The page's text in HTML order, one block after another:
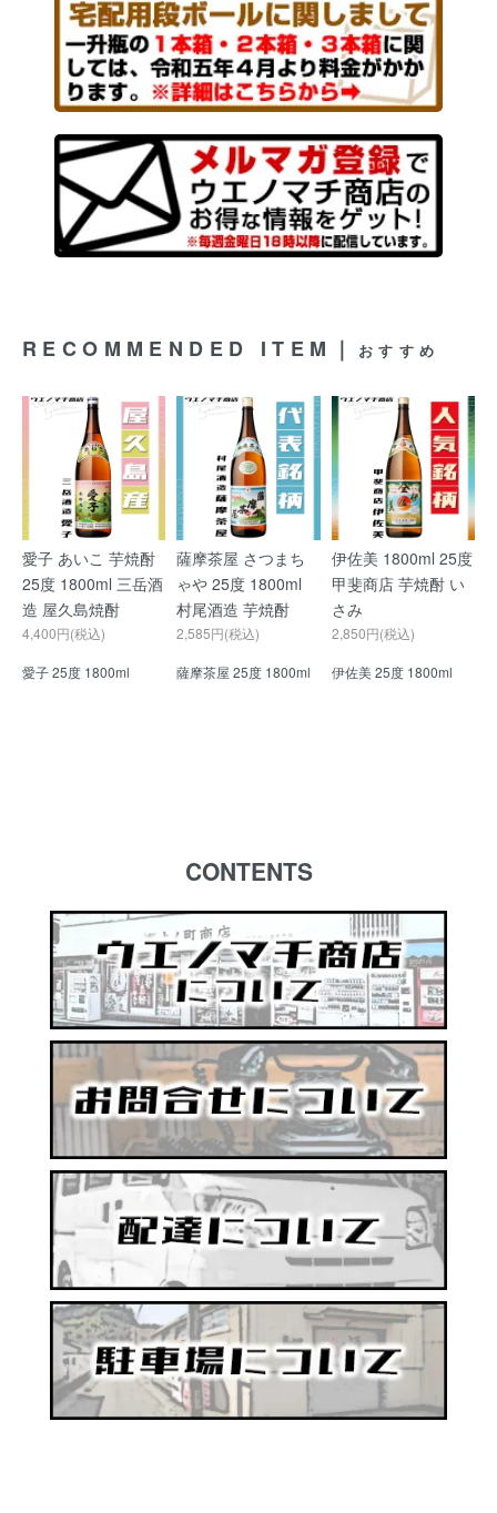
RECOMMENDED ITEM｜ おすすめ
愛子 あいこ 芋焼酎
25度 1800ml 三岳酒
造 屋久島焼酎
4,400円(税込)
愛子 25度 1800ml
薩摩茶屋 さつまち
ゃや 25度 1800ml
村尾酒造 芋焼酎
2,585円(税込)
薩摩茶屋 25度 1800ml
伊佐美 1800ml 25度
甲斐商店 芋焼酎 い
さみ
2,850円(税込)
伊佐美 25度 1800ml
CONTENTS